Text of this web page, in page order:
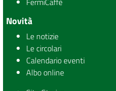
Novità
Le notizie
Le circolari
Calendario eventi
Albo online